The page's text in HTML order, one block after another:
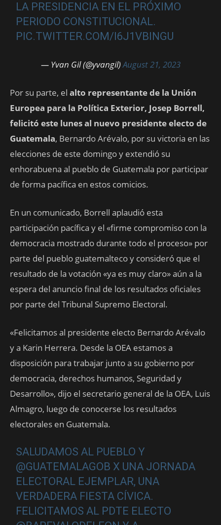
LA PRESIDENCIA EN EL PRÓXIMO
PERIODO CONSTITUCIONAL.
PIC.TWITTER.COM/I6J1VBINGU
— Yvan Gil (@yvangil)August 21, 2023
Por su parte, el alto representante de la Unión
Europea para la Política Exterior, Josep Borrell,
felicitó este lunes al nuevo presidente electo de
Guatemala, Bernardo Arévalo, por su victoria en las
elecciones de este domingo y extendió su
enhorabuena al pueblo de Guatemala por participar
de forma pacífica en estos comicios.
En un comunicado, Borrell aplaudió esta
participación pacífica y el «firme compromiso con la
democracia mostrado durante todo el proceso» por
parte del pueblo guatemalteco y consideró que el
resultado de la votación «ya es muy claro» aún a la
espera del anuncio final de los resultados oficiales
por parte del Tribunal Supremo Electoral.
«Felicitamos al presidente electo Bernardo Arévalo
y a Karin Herrera. Desde la OEA estamos a
disposición para trabajar junto a su gobierno por
democracia, derechos humanos, Seguridad y
Desarrollo», dijo el secretario general de la OEA, Luis
Almagro, luego de conocerse los resultados
electorales en Guatemala.
SALUDAMOS AL PUEBLO Y
@GUATEMALAGOB X UNA JORNADA
ELECTORAL EJEMPLAR, UNA
VERDADERA FIESTA CÍVICA.
FELICITAMOS AL PDTE ELECTO